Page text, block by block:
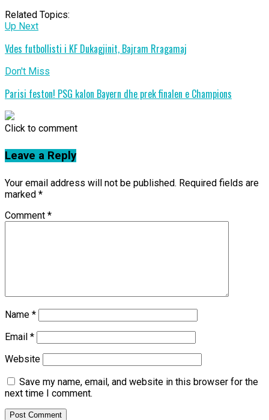
Related Topics:
Up Next
Vdes futbollisti i KF Dukagjinit, Bajram Rragamaj
Don't Miss
Parisi feston! PSG kalon Bayern dhe prek finalen e Champions
Click to comment
Leave a Reply
Your email address will not be published. Required fields are
marked *
Comment *
Name *
Email *
Website
Save my name, email, and website in this browser for the
next time I comment.